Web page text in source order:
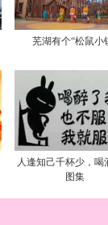
芜湖有个“松鼠小
人逢知己千杯少，喝
图集